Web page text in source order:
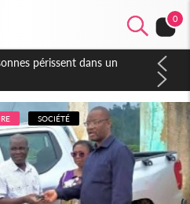
0
de la fête nationale
contre les produits
SOCIÉTÉ